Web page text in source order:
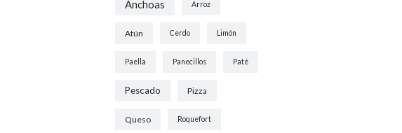
Anchoas Arroz
Atún Cerdo Limón
Paella Panecillos Paté
Pescado Pizza
Queso Roquefort